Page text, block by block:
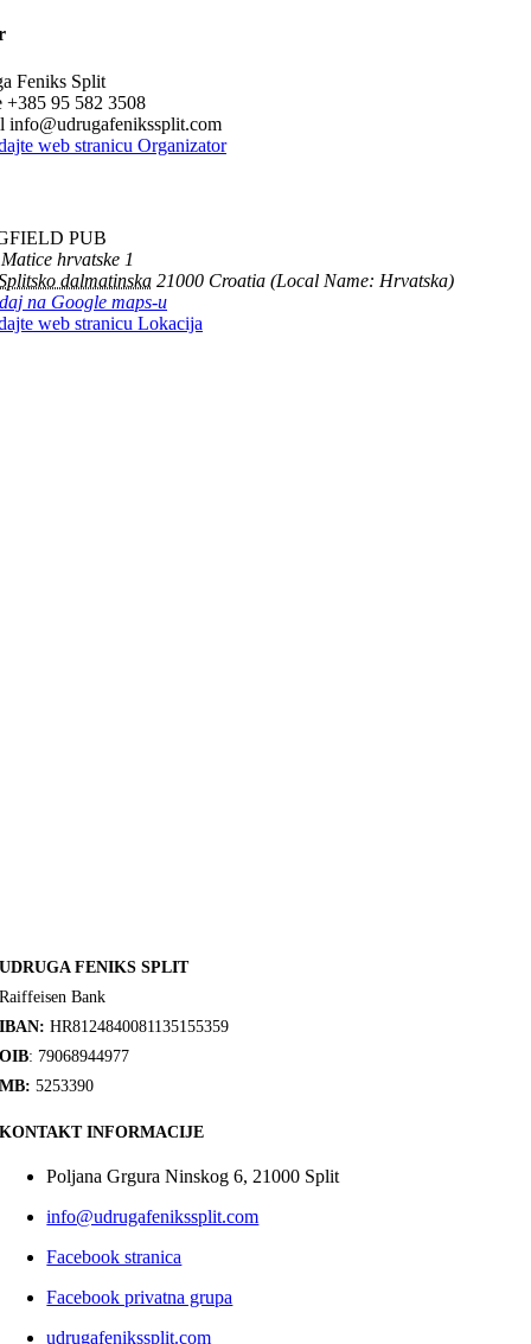
Feniks Split
+385 95 582 3508
info@udrugafenikssplit.com
web stranicu Organizator
PUB
hrvatske 1
dalmatinska 21000 Croatia (Local Name: Hrvatska)
na Google maps-u
web stranicu Lokacija
UDRUGA FENIKS SPLIT
Raiffeisen Bank
IBAN: HR8124840081135155359
OIB: 79068944977
MB: 5253390
KONTAKT INFORMACIJE
Poljana Grgura Ninskog 6, 21000 Split
info@udrugafenikssplit.com
Facebook stranica
Facebook privatna grupa
udrugafenikssplit.com